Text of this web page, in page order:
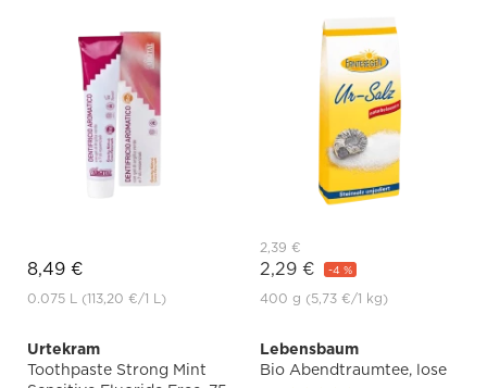
8,49 €
0.075 L (113,20 €/1 L)
2,39 €
2,29 € -4 %
400 g (5,73 €/1 kg)
Urtekram
Toothpaste Strong Mint
Lebensbaum
Bio Abendtraumtee, lose